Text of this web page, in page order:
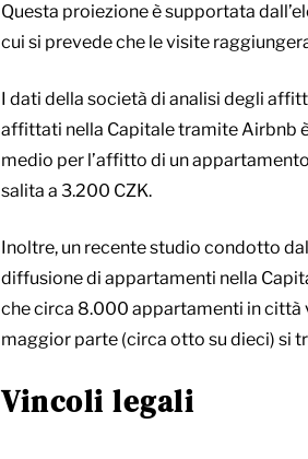
Questa proiezione è supportata
cui si prevede che le visite
I dati della società di analisi degli
affittati nella Capitale tramite Airbnb
medio per l’affitto di un
salita a 3.200 CZK.
Inoltre, un recente studio condotto
diffusione di appartamenti nella
che circa 8.000 appartamenti in città
maggior parte (circa otto su dieci) si
Vincoli legali